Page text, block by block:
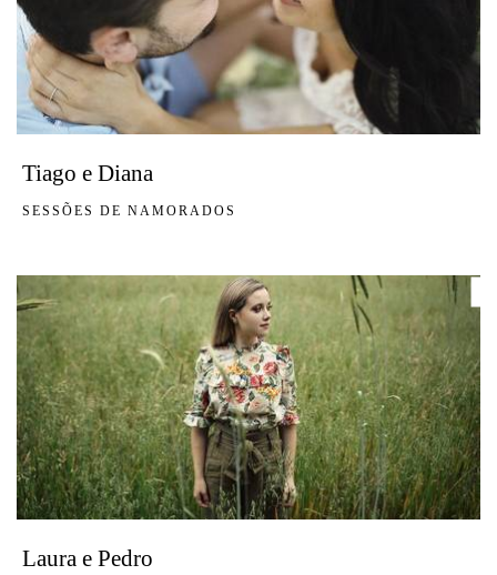
Tiago e Diana
SESSÕES DE NAMORADOS
Laura e Pedro